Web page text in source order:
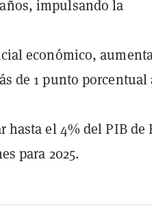
impulsando la
económico,
de 1 punto porcentual
el 4% del PIB de
para 2025.